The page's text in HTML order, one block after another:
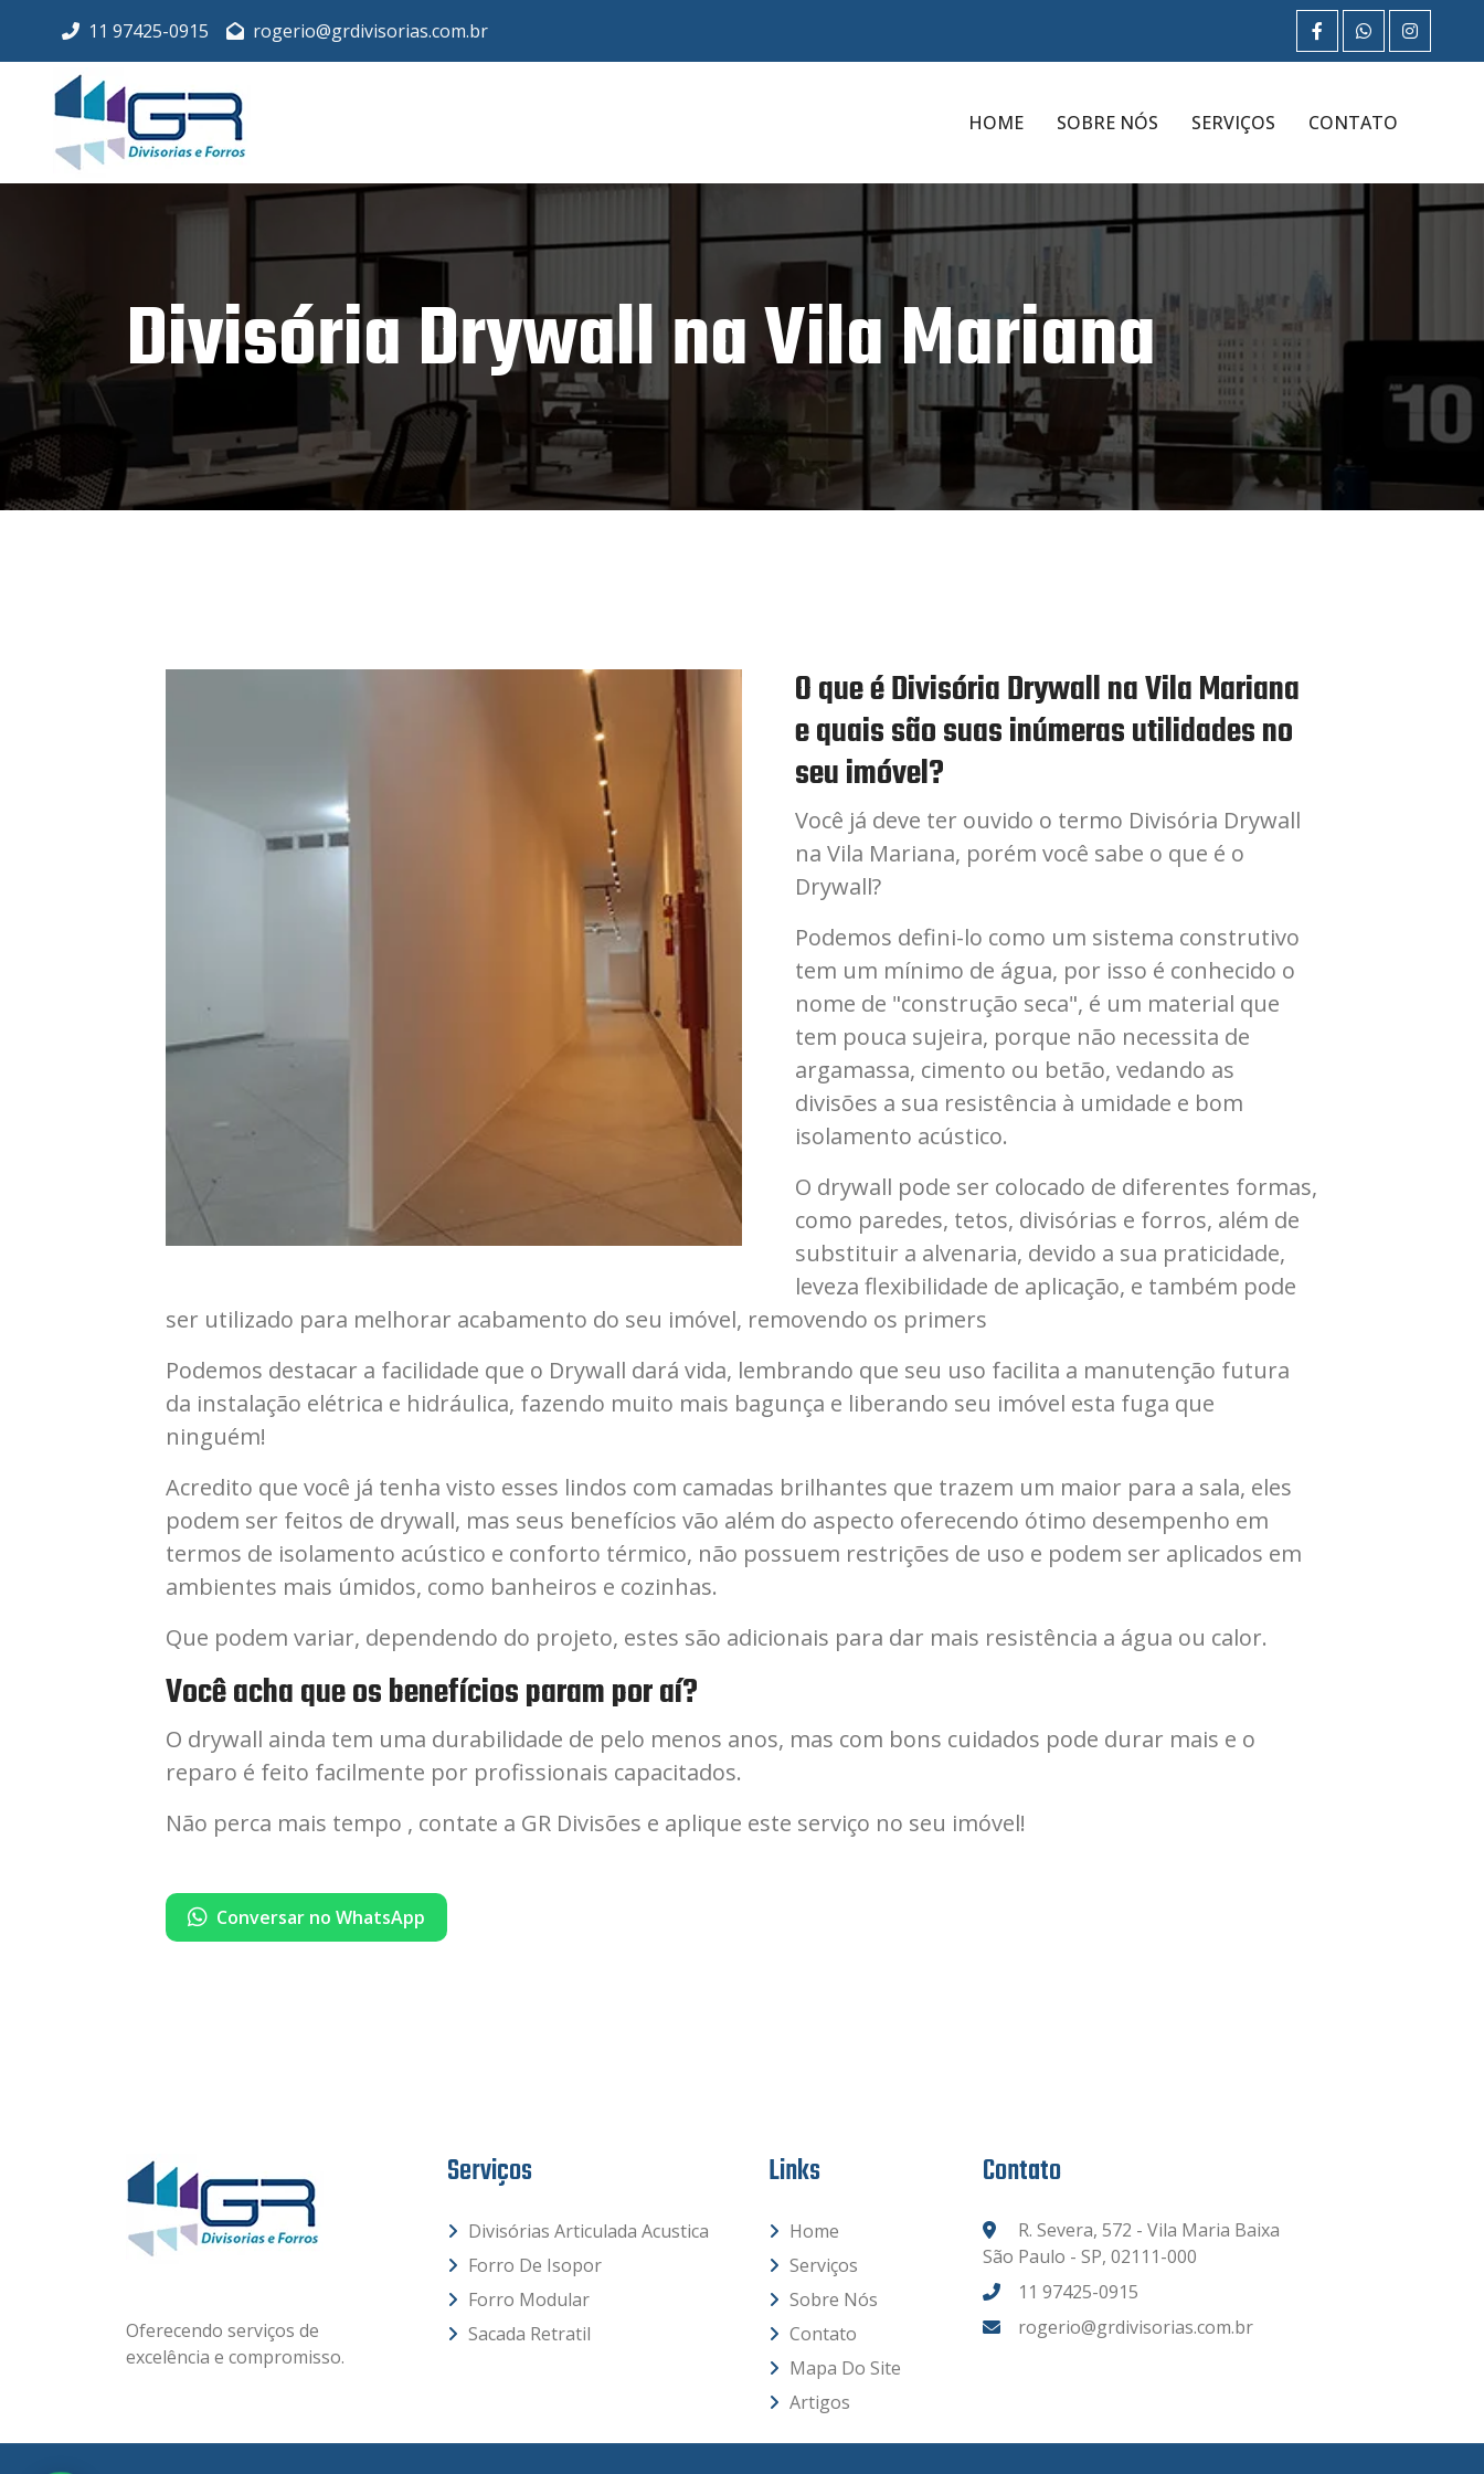
11 97425-0915 rogerio@grdivisorias.com.br
HOME SOBRE NÓS SERVIÇOS CONTATO
Divisória Drywall na Vila Mariana
O que é Divisória Drywall na Vila Mariana
e quais são suas inúmeras utilidades no
seu imóvel?
Você já deve ter ouvido o termo Divisória Drywall
na Vila Mariana, porém você sabe o que é o
Drywall?
Podemos defini-lo como um sistema construtivo
tem um mínimo de água, por isso é conhecido o
nome de "construção seca", é um material que
tem pouca sujeira, porque não necessita de
argamassa, cimento ou betão, vedando as
divisões a sua resistência à umidade e bom
isolamento acústico.
O drywall pode ser colocado de diferentes formas,
como paredes, tetos, divisórias e forros, além de
substituir a alvenaria, devido a sua praticidade,
leveza flexibilidade de aplicação, e também pode
ser utilizado para melhorar acabamento do seu imóvel, removendo os primers
Podemos destacar a facilidade que o Drywall dará vida, lembrando que seu uso facilita a manutenção futura
da instalação elétrica e hidráulica, fazendo muito mais bagunça e liberando seu imóvel esta fuga que
ninguém!
Acredito que você já tenha visto esses lindos com camadas brilhantes que trazem um maior para a sala, eles
podem ser feitos de drywall, mas seus benefícios vão além do aspecto oferecendo ótimo desempenho em
termos de isolamento acústico e conforto térmico, não possuem restrições de uso e podem ser aplicados em
ambientes mais úmidos, como banheiros e cozinhas.
Que podem variar, dependendo do projeto, estes são adicionais para dar mais resistência a água ou calor.
Você acha que os benefícios param por aí?
O drywall ainda tem uma durabilidade de pelo menos anos, mas com bons cuidados pode durar mais e o
reparo é feito facilmente por profissionais capacitados.
Não perca mais tempo , contate a GR Divisões e aplique este serviço no seu imóvel!
Conversar no WhatsApp
Oferecendo serviços de
excelência e compromisso.
Serviços
Divisórias Articulada Acustica
Forro De Isopor
Forro Modular
Sacada Retratil
Links
Home
Serviços
Sobre Nós
Contato
Mapa Do Site
Artigos
Contato
R. Severa, 572 - Vila Maria Baixa
São Paulo - SP, 02111-000
11 97425-0915
rogerio@grdivisorias.com.br